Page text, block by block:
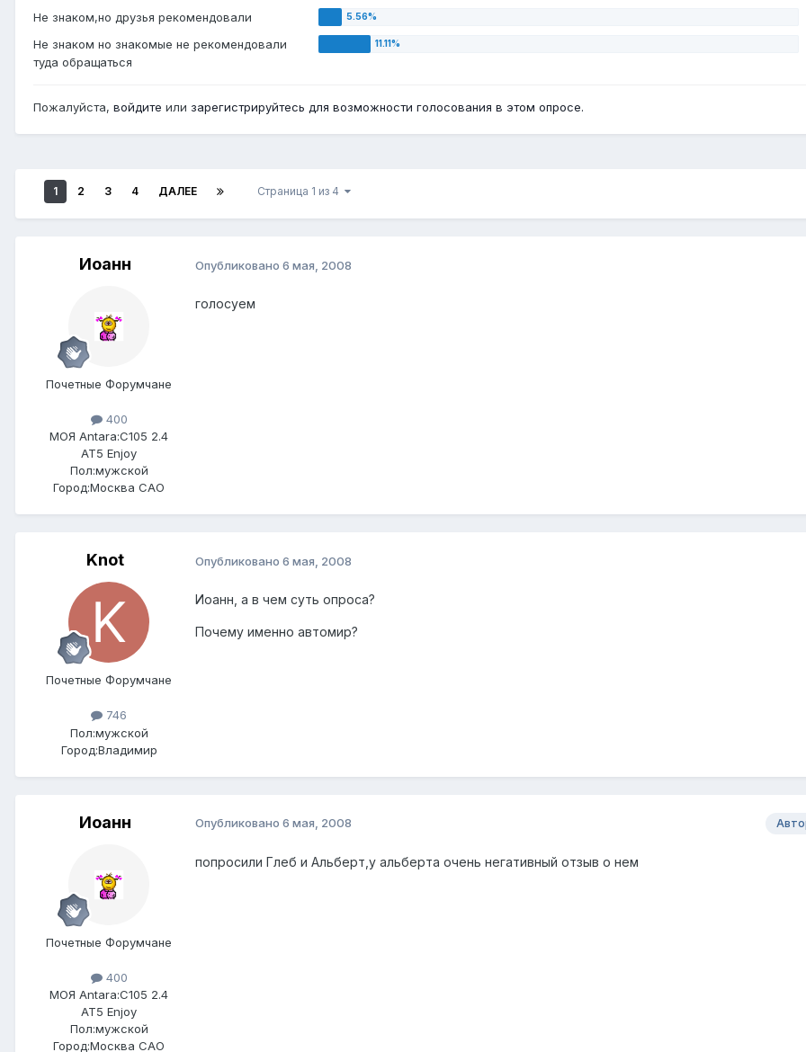
Не знаком,но друзья рекомендовали
Не знаком но знакомые не рекомендовали
туда обращаться
Пожалуйста, войдите или зарегистрируйтесь для возможности голосования в этом опросе.
1 2 3 4 ДАЛЕЕ Страница 1 из 4
Иоанн
Почетные Форумчане
400
МОЯ Antara:C105 2.4
AT5 Enjoy
Пол:мужской
Город:Москва САО
Опубликовано 6 мая, 2008
голосуем
Knot
Почетные Форумчане
746
Пол:мужской
Город:Владимир
Опубликовано 6 мая, 2008
Иоанн, а в чем суть опроса?
Почему именно автомир?
Иоанн
Почетные Форумчане
400
МОЯ Antara:C105 2.4
AT5 Enjoy
Пол:мужской
Город:Москва САО
Опубликовано 6 мая, 2008
попросили Глеб и Альберт,у альберта очень негативный отзыв о нем